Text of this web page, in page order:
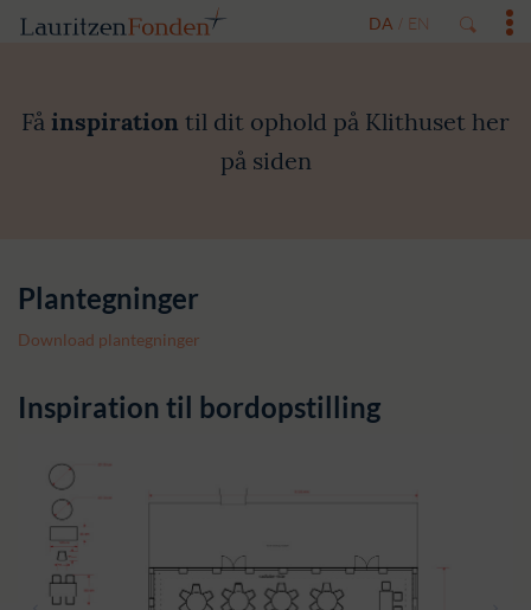
DA / EN
Få inspiration til dit ophold på Klithuset her
på siden
Plantegninger
Download plantegninger
Inspiration til bordopstilling